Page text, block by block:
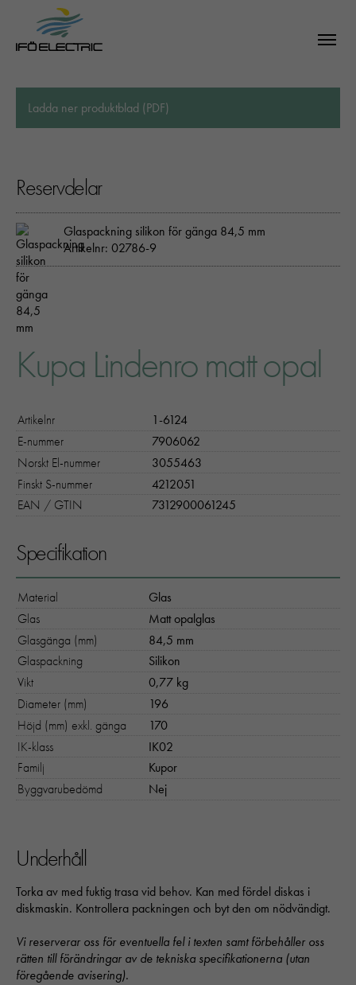
SÖK
Ladda ner produktblad (PDF)
Reservdelar
Glaspackning silikon för gänga 84,5 mm
Artikelnr: 02786-9
Kupa Lindenro matt opal
Artikelnr
1-6124
E-nummer
7906062
Norskt El-nummer
3055463
Finskt S-nummer
4212051
EAN / GTIN
7312900061245
Specifikation
Material
Glas
Glas
Matt opalglas
Glasgänga (mm)
84,5 mm
Glaspackning
Silikon
Vikt
0,77 kg
Diameter (mm)
196
Höjd (mm) exkl. gänga
170
IK-klass
IK02
Familj
Kupor
Byggvarubedömd
Nej
Underhåll
Torka av med fuktig trasa vid behov. Kan med fördel diskas i
diskmaskin. Kontrollera packningen och byt den om nödvändigt.
Vi reserverar oss för eventuella fel i texten samt förbehåller oss
rätten till förändringar av de tekniska specifikationerna (utan
föregående avisering).